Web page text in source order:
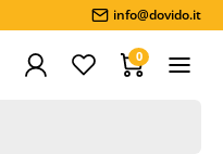
info@dovido.it
0